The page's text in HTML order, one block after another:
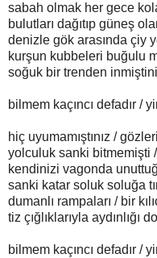
sabah olmak her gece
bulutları dağıtıp güneş
denizle gök arasında çiy
kurşun kubbeleri buğulu
soğuk bir trenden
bilmem kaçıncı defadır /
hiç uyumamıştınız /
yolculuk sanki bitmemişti
kendinizi vagonda
sanki katar soluk soluğa
dumanlı rampaları / bir
tiz çığlıklarıyla aydınlığı
bilmem kaçıncı defadır /